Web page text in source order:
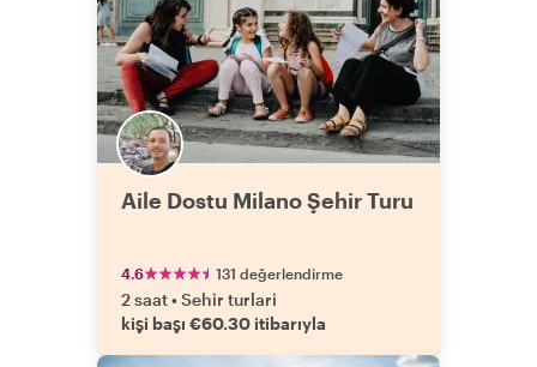
Aile Dostu Milano Şehir Turu
4.6 131 değerlendirme
2 saat•Sehir turlari
kişi başı €60.30 itibarıyla